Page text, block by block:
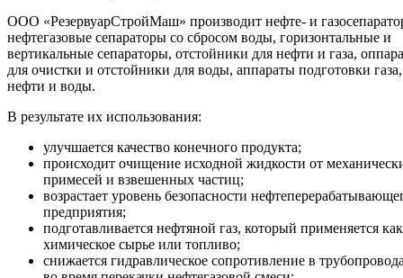
ООО «РезервуарСтройМаш» производит нефте- и
нефтегазовые сепараторы со сбросом воды, горизонтальные и
вертикальные сепараторы, отстойники для нефти и газа,
для очистки и отстойники для воды, аппараты подготовки газа,
нефти и воды.
В результате их использования:
улучшается качество конечного продукта;
происходит очищение исходной жидкости от
примесей и взвешенных частиц;
возрастает уровень безопасности
предприятия;
подготавливается нефтяной газ, который применяется как
химическое сырье или топливо;
снижается гидравлическое сопротивление в